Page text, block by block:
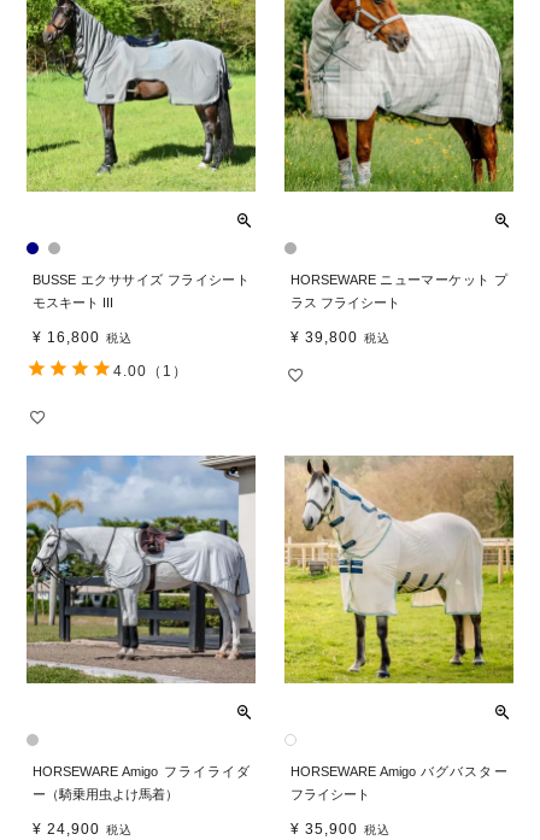
BUSSE エクササイズ フライシート
モスキート III
¥ 16,800 税込
4.00 （1）
HORSEWARE ニューマーケット プ
ラス フライシート
¥ 39,800 税込
HORSEWARE Amigo フライライダ
ー（騎乗用虫よけ馬着）
¥ 24,900 税込
HORSEWARE Amigo バグバスター
フライシート
¥ 35,900 税込